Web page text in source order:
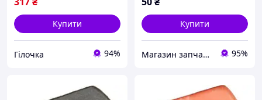
Купити
Гілочка 94%
Купити
Магазин запчастин Техновам 95%